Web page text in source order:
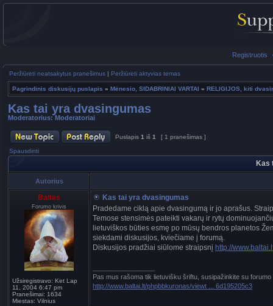
Registruotis
Peržiūrėti neatsakytus pranešimus | Peržiūrėti aktyvias temas
Pagrindinis diskusijų puslapis » Mėnesio, SIDABRINIAI VARTAI » RELIGIJOS, kiti
Kas tai yra dvasingumas
Moderatorius:Moderatoriai
Puslapis 1 iš 1 [ 1 pranešimas ]
Spausdinti
Kas
Autorius
Baltas
Forumo krivis
Užsiregistravo: Ket Lap
11, 2004 6:47 pm
Pranešimai: 1634
Miestas: Vilnius
Kas tai yra dvasingumas
Pradedame ciklą apie dvasingumą ir jo aprašus.
Temose stensimės pateikti vakarų ir rytų
lietuviškos būties esmę po mūsų bendros planetos
siekdami diskusijos, kviečiame į forumą.
Diskusijos pradžiai siūlome straipsnį http://
Pas mus rašoma tik lietuvišku šriftu, susipažinkite su
http://www.baltai.lt/phpbbkuronas/viewt ... 6d195205c3